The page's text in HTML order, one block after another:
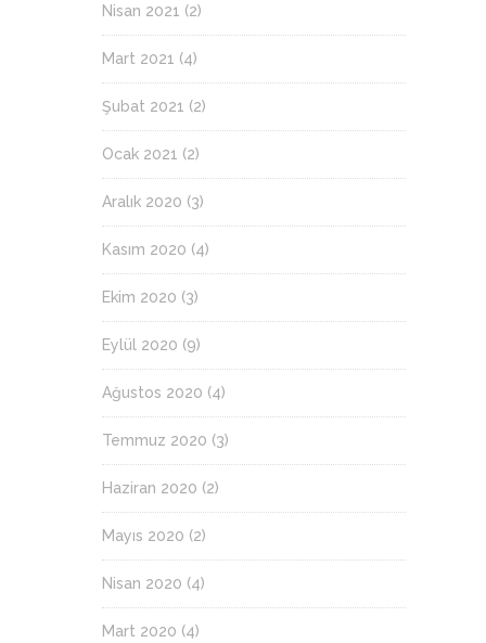
Nisan 2021 (2)
Mart 2021 (4)
Şubat 2021 (2)
Ocak 2021 (2)
Aralık 2020 (3)
Kasım 2020 (4)
Ekim 2020 (3)
Eylül 2020 (9)
Ağustos 2020 (4)
Temmuz 2020 (3)
Haziran 2020 (2)
Mayıs 2020 (2)
Nisan 2020 (4)
Mart 2020 (4)